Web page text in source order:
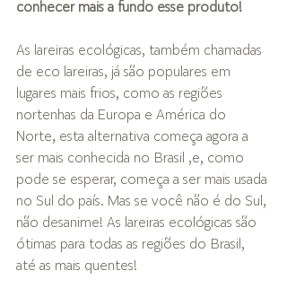
conhecer mais a fundo esse produto!
As lareiras ecológicas, também chamadas
de eco lareiras, já são populares em
lugares mais frios, como as regiões
nortenhas da Europa e América do
Norte, esta alternativa começa agora a
ser mais conhecida no Brasil ,e, como
pode se esperar, começa a ser mais usada
no Sul do país. Mas se você não é do Sul,
não desanime! As lareiras ecológicas são
ótimas para todas as regiões do Brasil,
até as mais quentes!